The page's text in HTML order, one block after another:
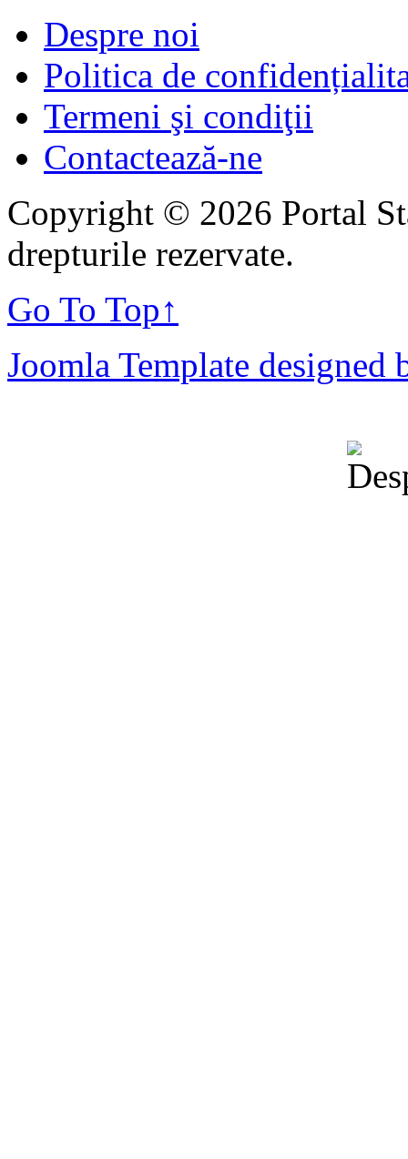
Despre noi
Politica de
Termeni şi condiţii
Contactează-ne
Copyright © 2026 Portal
drepturile rezervate.
Go To Top↑
Joomla Template designed